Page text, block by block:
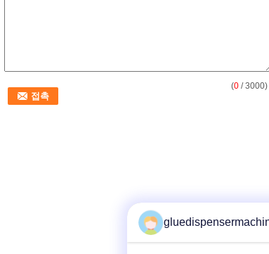
(0 / 3000)